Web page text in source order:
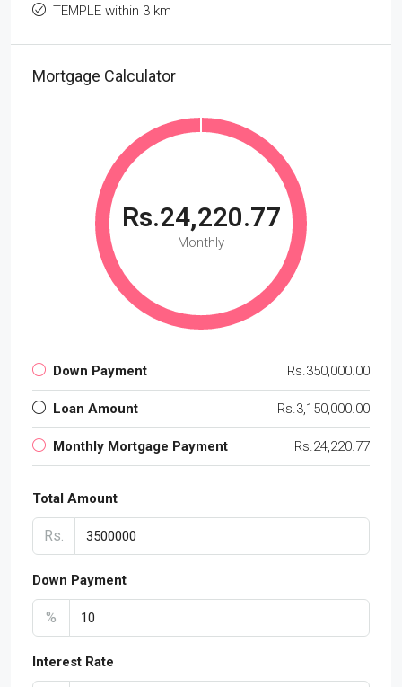
TEMPLE within 3 km
Mortgage Calculator
Rs.24,220.77
Monthly
Down Payment Rs.350,000.00
Loan Amount Rs.3,150,000.00
Monthly Mortgage Payment Rs.24,220.77
Total Amount
Rs.
Down Payment
%
Interest Rate